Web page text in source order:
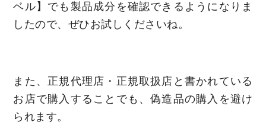
ベル】でも製品成分を確認できるようになりま
したので、ぜひお試しくださいね。
また、正規代理店・正規取扱店と書かれている
お店で購入することでも、偽造品の購入を避け
られます。